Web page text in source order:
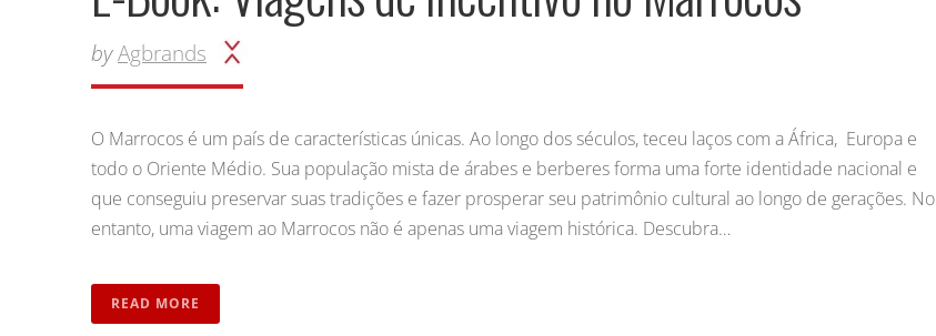
byAgbrands
O Marrocos é um país de características únicas. Ao longo dos séculos, teceu laços com a África, Europa e
todo o Oriente Médio. Sua população mista de árabes e berberes forma uma forte identidade nacional e
que conseguiu preservar suas tradições e fazer prosperar seu patrimônio cultural ao longo de gerações. No
entanto, uma viagem ao Marrocos não é apenas uma viagem histórica. Descubra…
READ MORE